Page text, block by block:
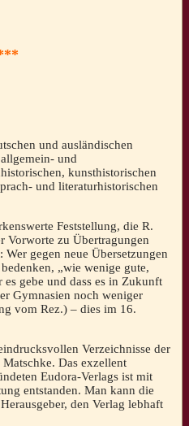
und ausländischen
und
kunsthistorischen
und literaturhistorischen
Feststellung, die R.
Vorworte zu Übertragungen
gegen neue Übersetzungen
„wie wenige gute,
es gebe und dass es in Zukunft
Gymnasien noch weniger
vom Rez.) – dies im 16.
Verzeichnisse der
Das exzellent
Eudora-Verlags ist mit
entstanden. Man kann die
den Verlag lebhaft